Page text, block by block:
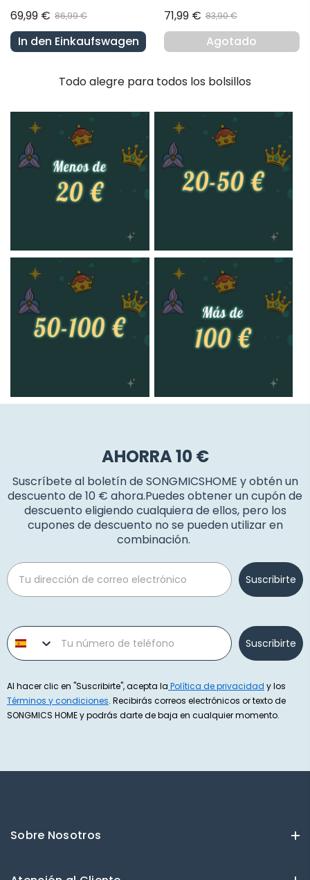
69,99 € 86,99 €
In den Einkaufswagen
Caramelo
71,99 € 83,90 €
Agotado
Todo alegre para todos los bolsillos
AHORRA 10 €
Suscríbete al boletín de SONGMICSHOME y obtén un
descuento de 10 € ahora.Puedes obtener un cupón de
descuento eligiendo cualquiera de ellos, pero los
cupones de descuento no se pueden utilizar en
combinación.
Email
Suscribirte
Phone number
Suscribirte
Al hacer clic en "Suscribirte", acepta la Política de privacidad y los
Términos y condiciones. Recibirás correos electrónicos or texto de
SONGMICS HOME y podrás darte de baja en cualquier momento.
Sobre Nosotros